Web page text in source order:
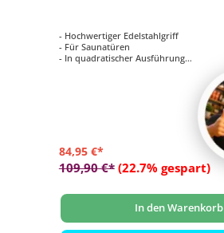
- Hochwertiger Edelstahlgriff
- Für Saunatüren
- In quadratischer Ausführung
84,95 €*
109,90 €* (22.7% gespart)
In den Warenkorb